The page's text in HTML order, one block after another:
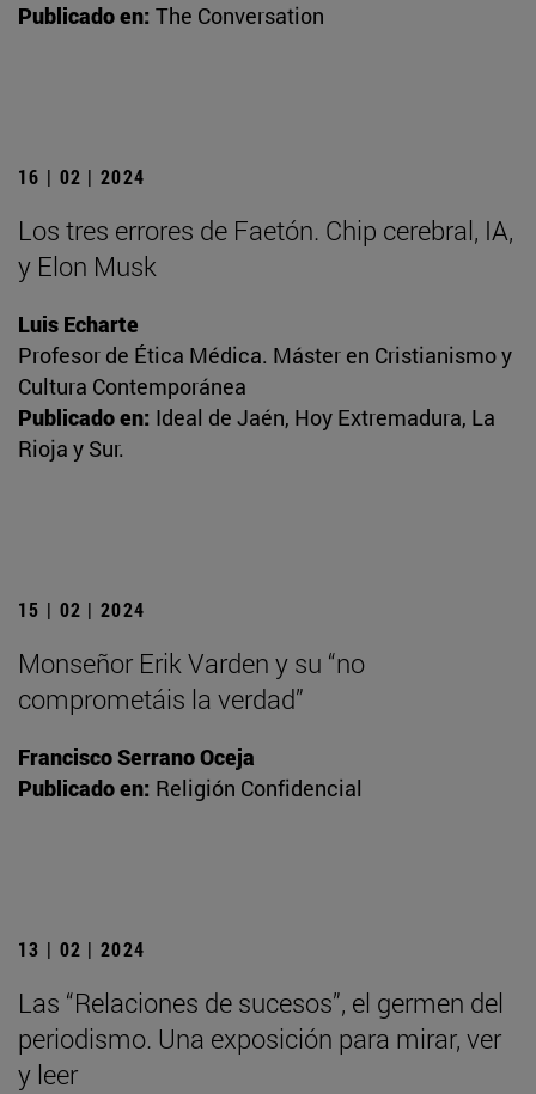
Publicado en: The Conversation
16 | 02 | 2024
Los tres errores de Faetón. Chip cerebral, IA,
y Elon Musk
Luis Echarte
Profesor de Ética Médica. Máster en Cristianismo y
Cultura Contemporánea
Publicado en: Ideal de Jaén, Hoy Extremadura, La
Rioja y Sur.
15 | 02 | 2024
Monseñor Erik Varden y su “no
comprometáis la verdad”
Francisco Serrano Oceja
Publicado en: Religión Confidencial
13 | 02 | 2024
Las “Relaciones de sucesos”, el germen del
periodismo. Una exposición para mirar, ver
y leer